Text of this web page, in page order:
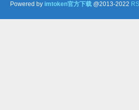
Powered by imtoken官方下载 @2013-2022